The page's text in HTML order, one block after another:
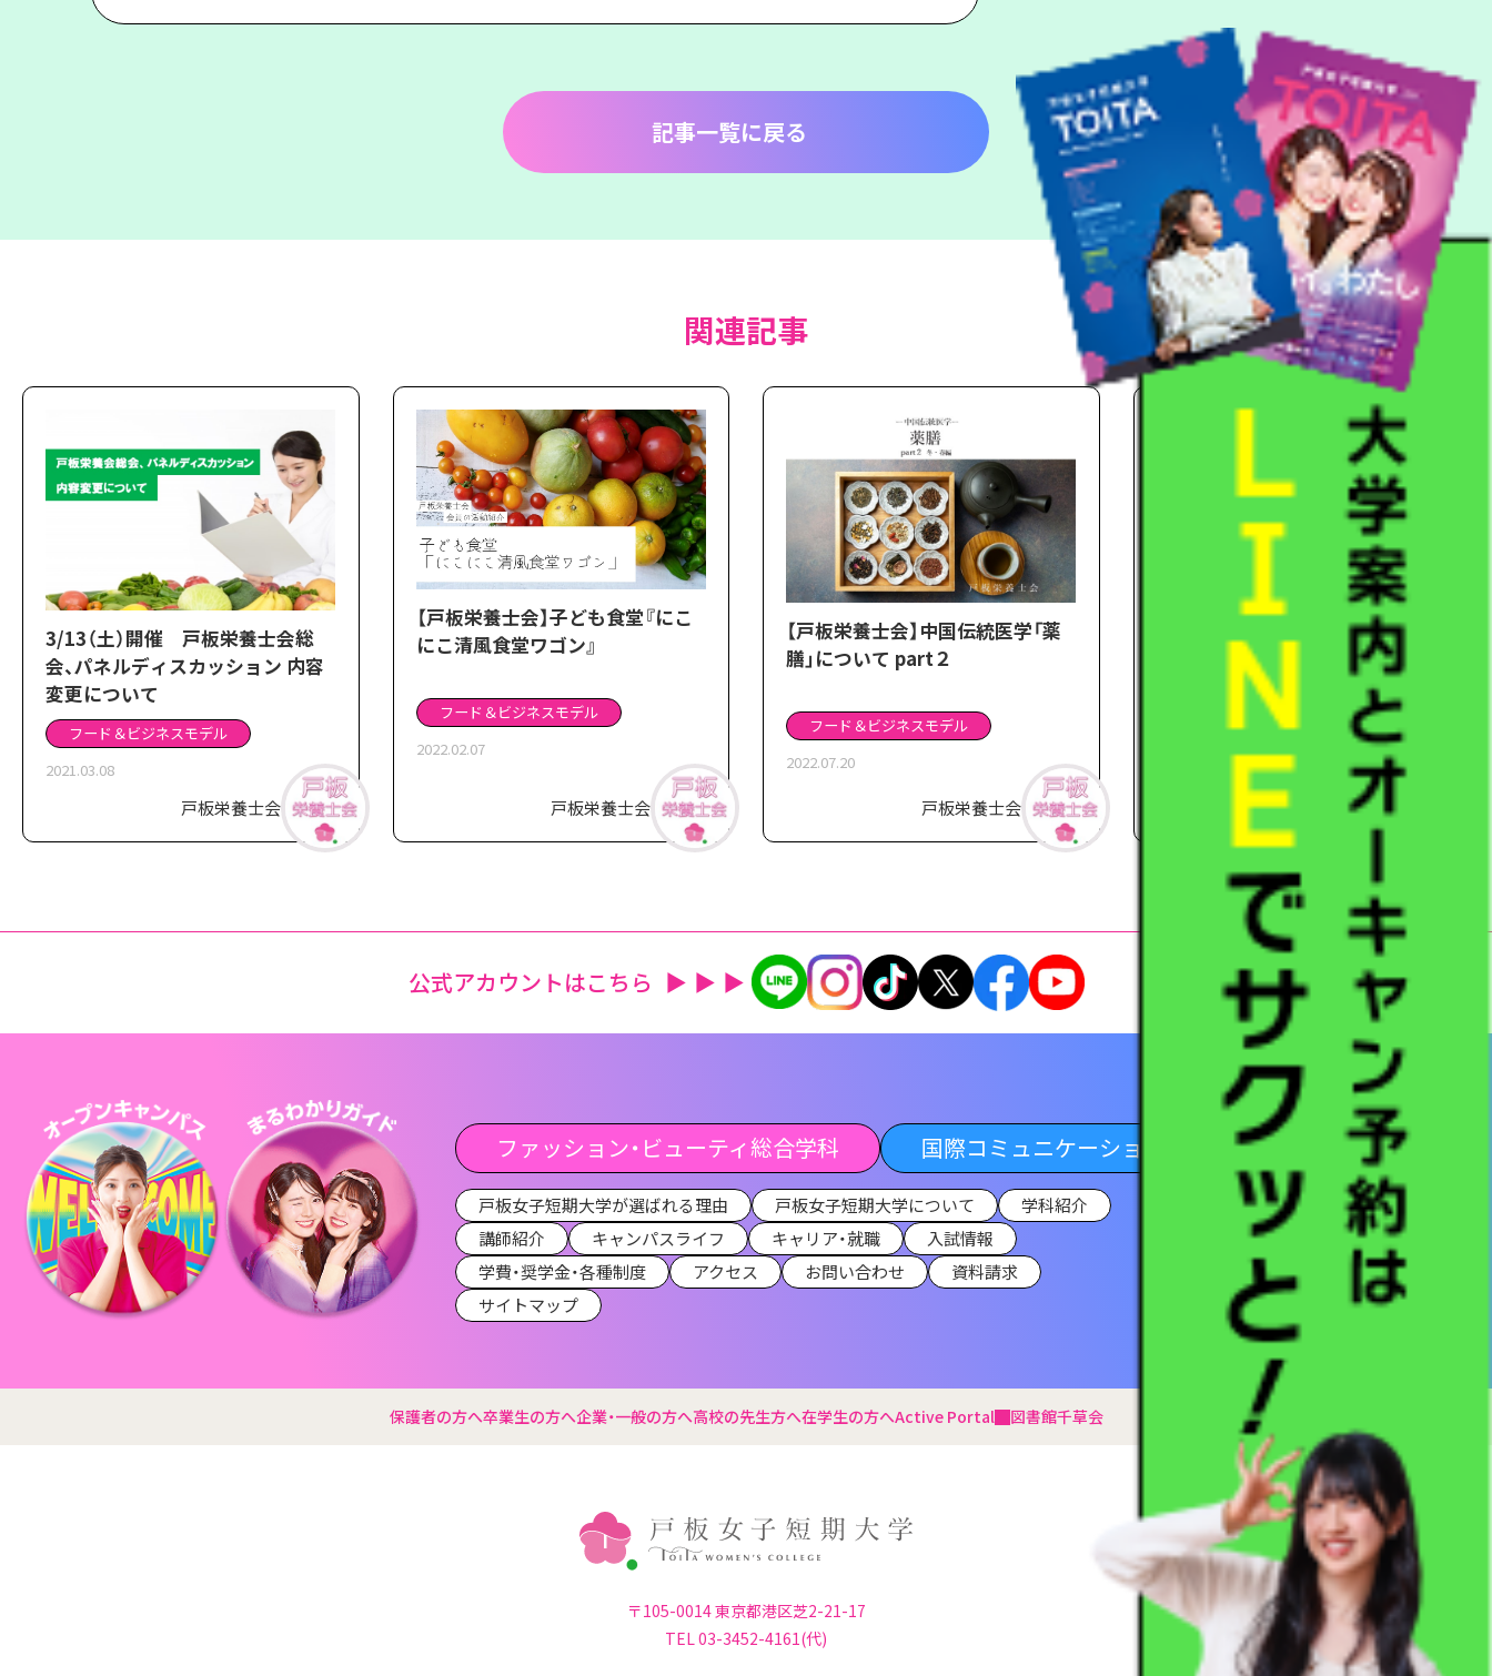
記事一覧に戻る
関連記事
3/13（土）開催 戸板栄養士会総
会、パネルディスカッション 内容
変更について
フード＆ビジネスモデル
2021.03.08
戸板栄養士会
【戸板栄養士会】子ども食堂『にこ
にこ清風食堂ワゴン』
フード＆ビジネスモデル
2022.02.07
戸板栄養士会
【戸板栄養士会】中国伝統医学「薬
膳」について part２
フード＆ビジネスモデル
2022.07.20
戸板栄養士会
【戸板栄養士会】野菜が苦手な子ど
もたちのために出来る事
フード＆ビジネスモデル
戸板栄養士会
公式アカウントはこちら
ファッション・ビューティ総合学科 国際コミュニケーション学科
戸板女子短期大学が選ばれる理由 戸板女子短期大学について
学科紹介
講師紹介
キャンパスライフ キャリア・就職
入試情報
学費・奨学金・各種制度
アクセス お問い合わせ
資料請求
サイトマップ
保護者の方へ卒業生の方へ企業・一般の方へ高校の先生方へ在学生の方へActive Portal 図書館千草会
〒105-0014 東京都港区芝2-21-17
TEL 03-3452-4161(代)